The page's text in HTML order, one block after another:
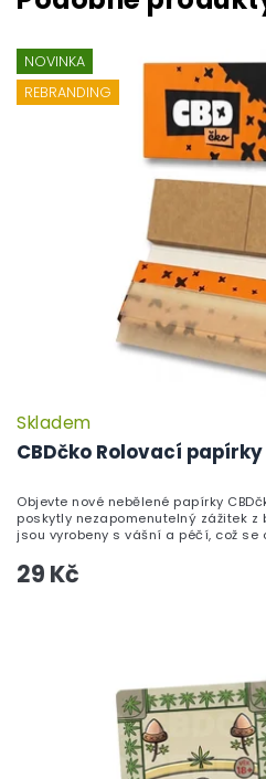
NOVINKA
REBRANDING
CBDčko Rolovací
Skladem
29 Kč
Objevte nové nebělené papírky
poskytly nezapomenutelný zážitek
jsou vyrobeny s vášní a péčí, což se